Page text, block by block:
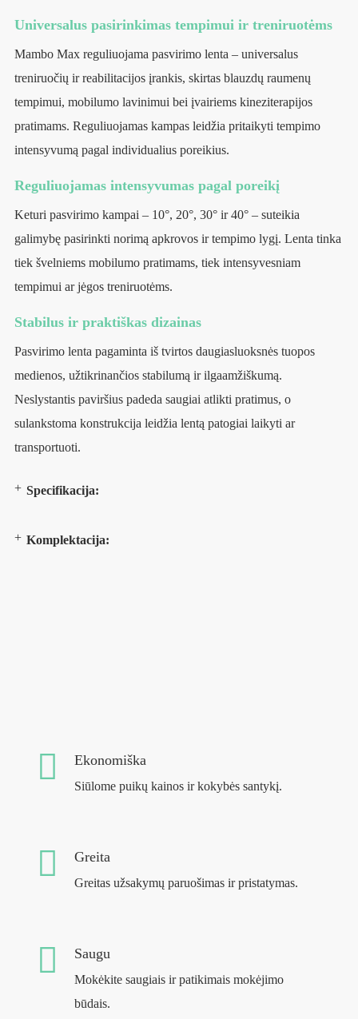
Universalus pasirinkimas tempimui ir treniruotėms
Mambo Max reguliuojama pasvirimo lenta – universalus
treniruočių ir reabilitacijos įrankis, skirtas blauzdų raumenų
tempimui, mobilumo lavinimui bei įvairiems kineziterapijos
pratimams. Reguliuojamas kampas leidžia pritaikyti tempimo
intensyvumą pagal individualius poreikius.
Reguliuojamas intensyvumas pagal poreikį
Keturi pasvirimo kampai – 10°, 20°, 30° ir 40° – suteikia
galimybę pasirinkti norimą apkrovos ir tempimo lygį. Lenta tinka
tiek švelniems mobilumo pratimams, tiek intensyvesniam
tempimui ar jėgos treniruotėms.
Stabilus ir praktiškas dizainas
Pasvirimo lenta pagaminta iš tvirtos daugiasluoksnės tuopos
medienos, užtikrinančios stabilumą ir ilgaamžiškumą.
Neslystantis paviršius padeda saugiai atlikti pratimus, o
sulankstoma konstrukcija leidžia lentą patogiai laikyti ar
transportuoti.
Specifikacija:
Komplektacija:
Ekonomiška
Siūlome puikų kainos ir kokybės santykį.
Greita
Greitas užsakymų paruošimas ir pristatymas.
Saugu
Mokėkite saugiais ir patikimais mokėjimo
būdais.